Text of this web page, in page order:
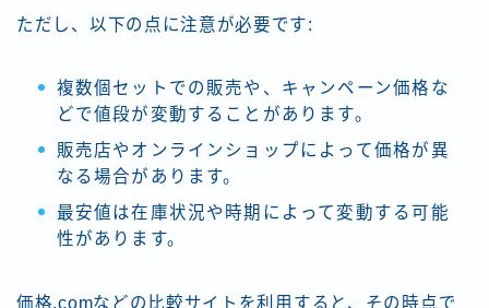
ただし、以下の点に注意が必要です:
複数個セットでの販売や、キャンペーン価格な
どで値段が変動することがあります。
販売店やオンラインショップによって価格が異
なる場合があります。
最安値は在庫状況や時期によって変動する可能
性があります。
価格.comなどの比較サイトを利用すると、その時点で